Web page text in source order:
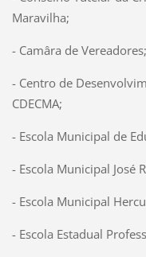
Maravilha;
- Camâra de Vereadores;
- Centro de
CDECMA;
- Escola Municipal de
- Escola Municipal José
- Escola Municipal
- Escola Estadual